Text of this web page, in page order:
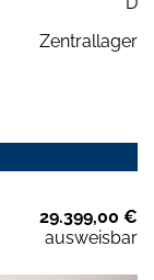
Zentrallager
29.399,00 €
ausweisbar